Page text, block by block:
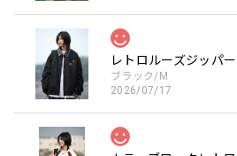
ブラック/M
2026/07/17